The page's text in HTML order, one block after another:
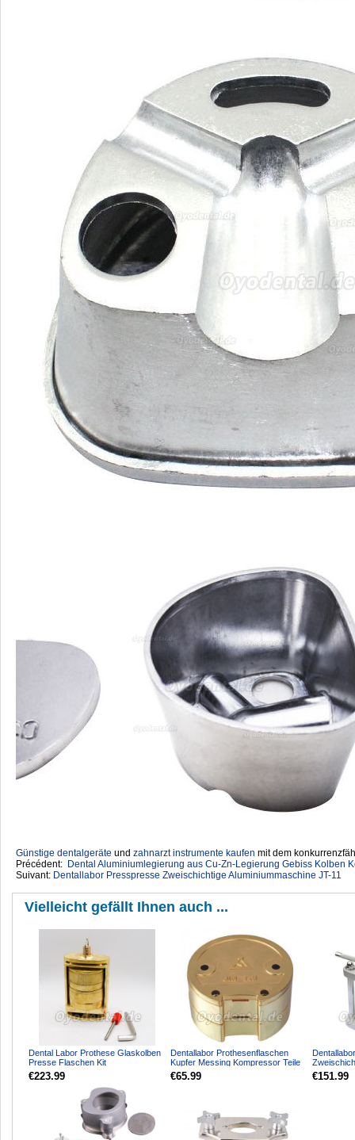
Günstige dentalgeräte ‎ und zahnarzt instrumente kaufen mit dem
Précédent: Dental Aluminiumlegierung aus Cu-Zn-Legierung Gebiss Kolben
Suivant: Dentallabor Presspresse Zweischichtige Aluminiummaschine JT-11
Vielleicht gefällt Ihnen auch ...
Dental Labor Prothese Glaskolben
Presse Flaschen Kit
Oberen/Unteren Messing Glas...
€223.99
Dentallabor Prothesenflaschen
Kupfer Messing Kompressor Teile
JT-48
€65.99 €151.99